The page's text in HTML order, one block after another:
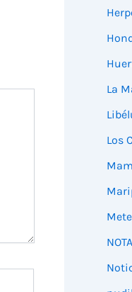
La
Los